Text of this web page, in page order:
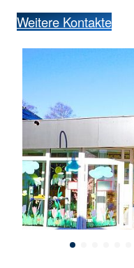
Weitere Kontakte